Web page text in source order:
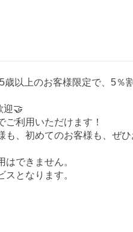
歳以上のお客様限定で、5％
迎🤝
ご利用いただけます！
も、初めてのお客様も、ぜ
できません。
となります。